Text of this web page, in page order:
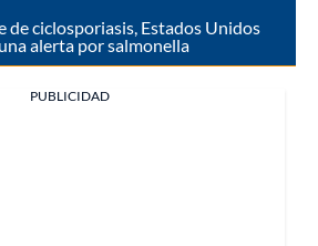
de ciclosporiasis, Estados Unidos
alerta por salmonella
PUBLICIDAD